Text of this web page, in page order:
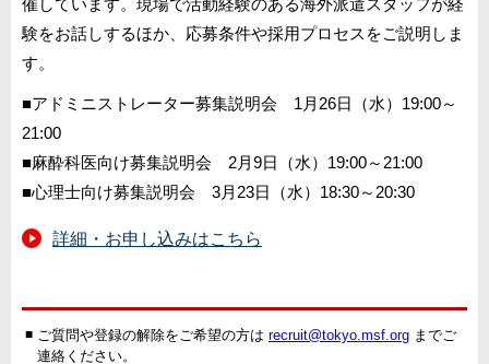
催しています。現場で活動経験のある海外派遣スタッフが経
験をお話しするほか、応募条件や採用プロセスをご説明しま
す。
■アドミニストレーター募集説明会 1月26日（水）19:00～
21:00
■麻酔科医向け募集説明会 2月9日（水）19:00～21:00
■心理士向け募集説明会 3月23日（水）18:30～20:30
詳細・お申し込みはこちら
■ ご質問や登録の解除をご希望の方は recruit@tokyo.msf.org までご
連絡ください。